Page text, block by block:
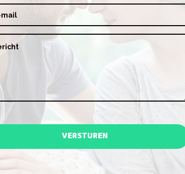
VERSTUREN